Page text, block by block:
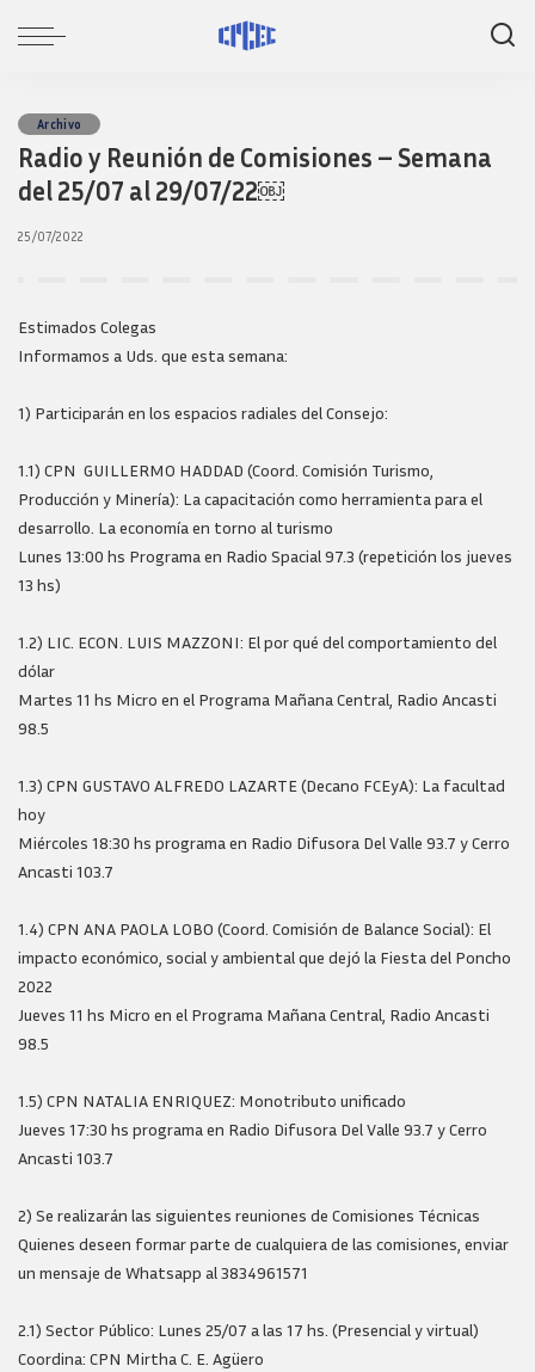
Archivo
Radio y Reunión de Comisiones – Semana
del 25/07 al 29/07/22￼
25/07/2022
Estimados Colegas
Informamos a Uds. que esta semana:
1) Participarán en los espacios radiales del Consejo:
1.1) CPN GUILLERMO HADDAD (Coord. Comisión Turismo,
Producción y Minería): La capacitación como herramienta para el
desarrollo. La economía en torno al turismo
Lunes 13:00 hs Programa en Radio Spacial 97.3 (repetición los jueves
13 hs)
1.2) LIC. ECON. LUIS MAZZONI: El por qué del comportamiento del
dólar
Martes 11 hs Micro en el Programa Mañana Central, Radio Ancasti
98.5
1.3) CPN GUSTAVO ALFREDO LAZARTE (Decano FCEyA): La facultad
hoy
Miércoles 18:30 hs programa en Radio Difusora Del Valle 93.7 y Cerro
Ancasti 103.7
1.4) CPN ANA PAOLA LOBO (Coord. Comisión de Balance Social): El
impacto económico, social y ambiental que dejó la Fiesta del Poncho
2022
Jueves 11 hs Micro en el Programa Mañana Central, Radio Ancasti
98.5
1.5) CPN NATALIA ENRIQUEZ: Monotributo unificado
Jueves 17:30 hs programa en Radio Difusora Del Valle 93.7 y Cerro
Ancasti 103.7
2) Se realizarán las siguientes reuniones de Comisiones Técnicas
Quienes deseen formar parte de cualquiera de las comisiones, enviar
un mensaje de Whatsapp al 3834961571
2.1) Sector Público: Lunes 25/07 a las 17 hs. (Presencial y virtual)
Coordina: CPN Mirtha C. E. Agüero